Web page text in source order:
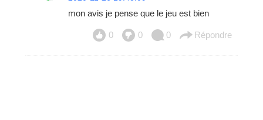
mon avis je pense que le jeu est bien
0 0 0 Répondre